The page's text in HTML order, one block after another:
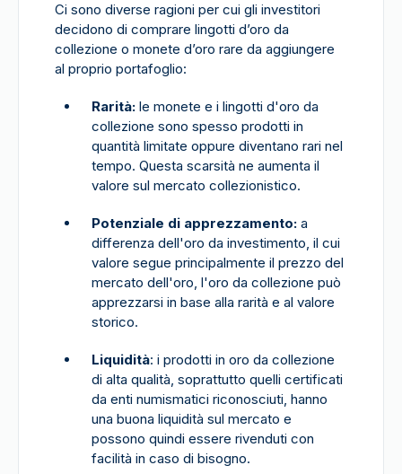
Ci sono diverse ragioni per cui gli investitori
decidono di comprare lingotti d’oro da
collezione o monete d’oro rare da aggiungere
al proprio portafoglio:
Rarità: le monete e i lingotti d'oro da
collezione sono spesso prodotti in
quantità limitate oppure diventano rari nel
tempo. Questa scarsità ne aumenta il
valore sul mercato collezionistico.
Potenziale di apprezzamento: a
differenza dell'oro da investimento, il cui
valore segue principalmente il prezzo del
mercato dell'oro, l'oro da collezione può
apprezzarsi in base alla rarità e al valore
storico.
Liquidità: i prodotti in oro da collezione
di alta qualità, soprattutto quelli certificati
da enti numismatici riconosciuti, hanno
una buona liquidità sul mercato e
possono quindi essere rivenduti con
facilità in caso di bisogno.